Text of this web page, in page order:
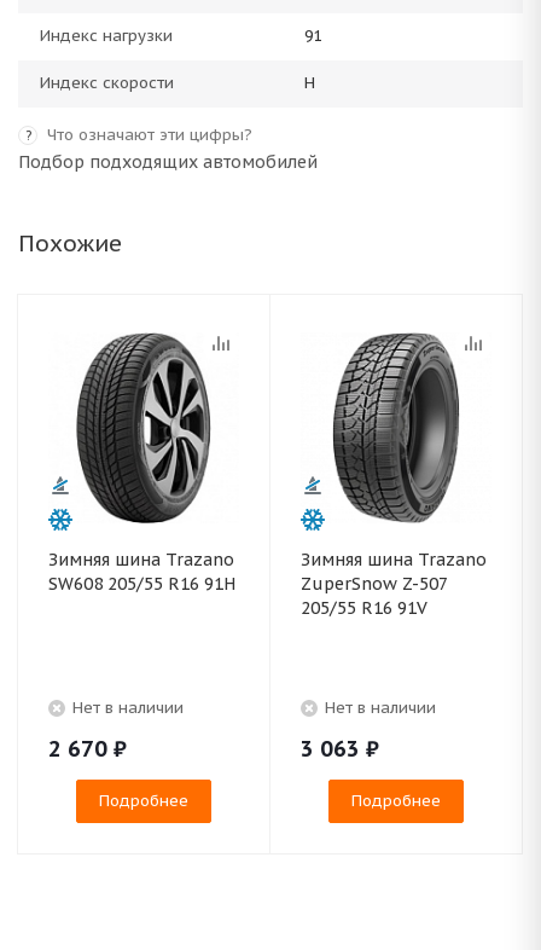
Индекс нагрузки 91
Индекс скорости H
? Что означают эти цифры?
Подбор подходящих автомобилей
Похожие
Зимняя шина Trazano
SW608 205/55 R16 91H
Нет в наличии
2 670 ₽
Подробнее
Зимняя шина Trazano
ZuperSnow Z-507
205/55 R16 91V
Нет в наличии
3 063 ₽
Подробнее